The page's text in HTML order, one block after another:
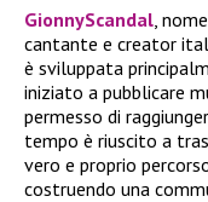
GionnyScandal ,
cantante e creator
è sviluppata
iniziato a pubblicare
permesso di
tempo è riuscito a
vero e proprio
costruendo una